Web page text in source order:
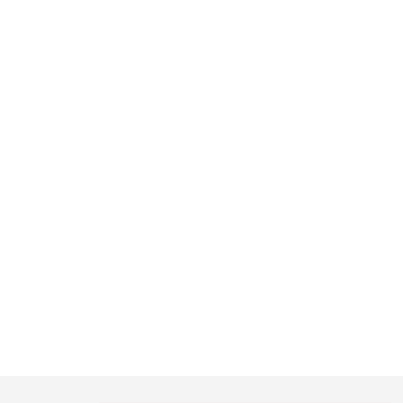
da oxigenação, o que diminui a validade desse tipo